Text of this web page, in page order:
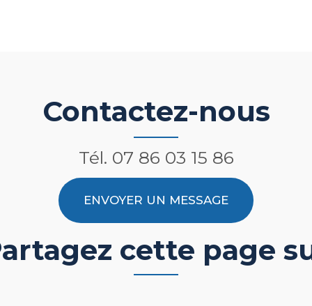
Contactez-nous
Tél. 07 86 03 15 86
ENVOYER UN MESSAGE
cette page